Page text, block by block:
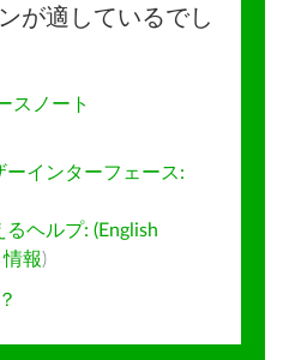
が適しているでし
スノート
インターフェース:
ヘルプ: (English
情報)